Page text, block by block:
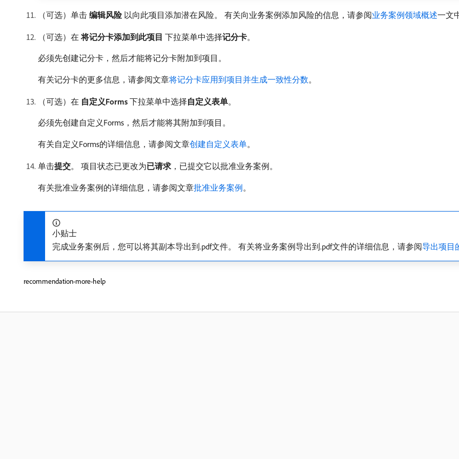
（可选）单击​ 编辑风险​以向此项目添加潜在风险。 有关向业务案例添加风险的信息，请参阅业务案例领域概述一文
（可选）在​将记分卡添加到此项目 ​下拉菜单中选择​记分卡。
必须先创建记分卡，然后才能将记分卡附加到项目。
有关记分卡的更多信息，请参阅文章将记分卡应用到项目并生成一致性分数。
（可选）在​ 自定义Forms ​下拉菜单中选择​自定义表单。
必须先创建自定义Forms，然后才能将其附加到项目。
有关自定义Forms的详细信息，请参阅文章创建自定义表单。
单击​提交。 项目状态已更改为​已请求 ，已提交它以批准业务案例。
有关批准业务案例的详细信息，请参阅文章批准业务案例。
小贴士
完成业务案例后，您可以将其副本导出到.pdf文件。 有关将业务案例导出到.pdf文件的详细信息，请参阅导出项目
recommendation-more-help